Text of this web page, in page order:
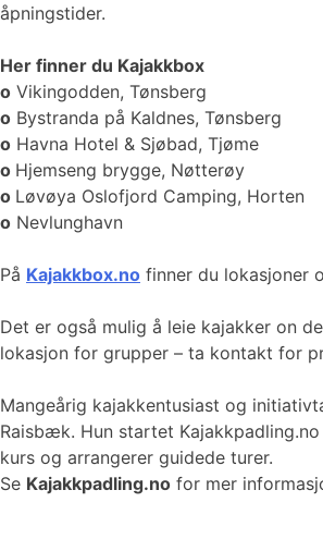
åpningstider.
Her finner du Kajakkbox
o Vikingodden, Tønsberg
o Bystranda på Kaldnes, Tønsberg
o Havna Hotel & Sjøbad, Tjøme
o Hjemseng brygge, Nøtterøy
o Løvøya Oslofjord Camping, Horten
o Nevlunghavn
På Kajakkbox.no finner du lokasjoner
Det er også mulig å leie kajakker on
lokasjon for grupper – ta kontakt for
Mangeårig kajakkentusiast og
Raisbæk. Hun startet
kurs og arrangerer guidede turer.
Se Kajakkpadling.no for mer